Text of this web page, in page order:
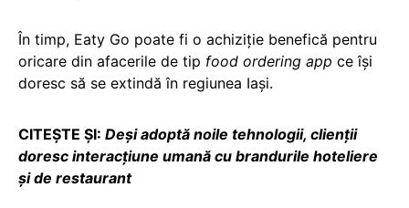
În timp, Eaty Go poate fi o achiziție benefică pentru
oricare din afacerile de tip food ordering app ce își
doresc să se extindă în regiunea Iași.
CITEȘTE ȘI: Deși adoptă noile tehnologii, clienții
doresc interacțiune umană cu brandurile hoteliere
și de restaurant